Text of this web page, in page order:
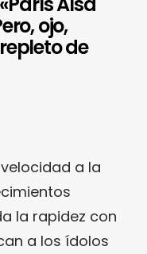
ojo,
de
a la
la rapidez con
a los ídolos